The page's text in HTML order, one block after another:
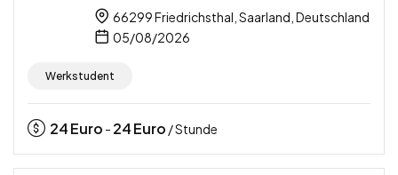
66299 Friedrichsthal, Saarland, Deutschland
05/08/2026
Werkstudent
24Euro - 24Euro / Stunde